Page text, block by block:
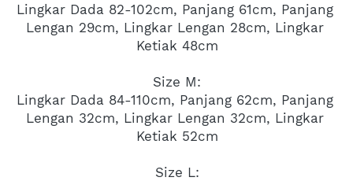
Lingkar Dada 82-102cm, Panjang 61cm, Panjang
Lengan 29cm, Lingkar Lengan 28cm, Lingkar
Ketiak 48cm
Size M:
Lingkar Dada 84-110cm, Panjang 62cm, Panjang
Lengan 32cm, Lingkar Lengan 32cm, Lingkar
Ketiak 52cm
Size L: